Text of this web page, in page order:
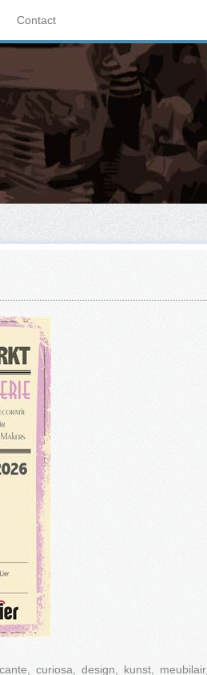
Contact
curiosa, design, kunst, meubilair,